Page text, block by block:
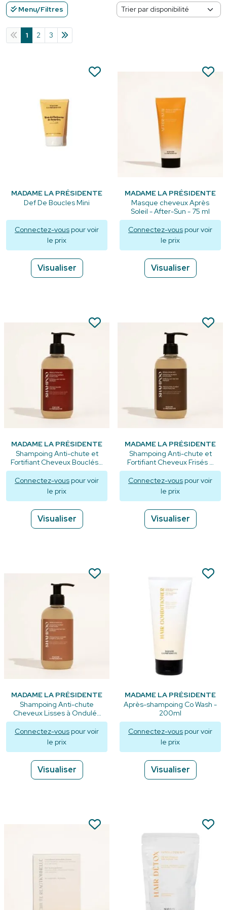
Menu/Filtres
1 2 3
MADAME LA PRÉSIDENTE
Def De Boucles Mini
Connectez-vous pour voir
le prix
Visualiser
MADAME LA PRÉSIDENTE
Masque cheveux Après
Soleil - After-Sun - 75 ml
Connectez-vous pour voir
le prix
Visualiser
MADAME LA PRÉSIDENTE
Shampoing Anti-chute et
Fortifiant Cheveux Bouclés -
250ml
Connectez-vous pour voir
le prix
Visualiser
MADAME LA PRÉSIDENTE
Shampoing Anti-chute et
Fortifiant Cheveux Frisés à
Crépus - 250ml
Connectez-vous pour voir
le prix
Visualiser
MADAME LA PRÉSIDENTE
Shampoing Anti-chute
Cheveux Lisses à Ondulés
Résolution N°5 - 250ml
Connectez-vous pour voir
le prix
Visualiser
MADAME LA PRÉSIDENTE
Après-shampoing Co Wash -
200ml
Connectez-vous pour voir
le prix
Visualiser